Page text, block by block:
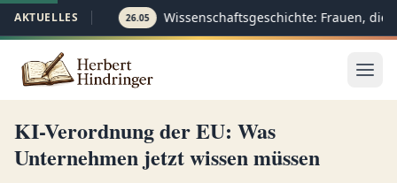
AKTUELLES 26.05 Wissenschaftsgeschichte: Frauen, die
KI-Verordnung der EU: Was
Unternehmen jetzt wissen müssen